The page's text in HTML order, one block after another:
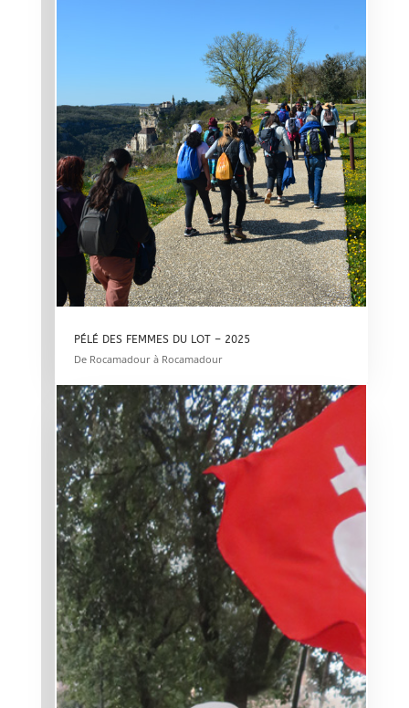
PÉLÉ DES FEMMES DU LOT – 2025
De Rocamadour à Rocamadour